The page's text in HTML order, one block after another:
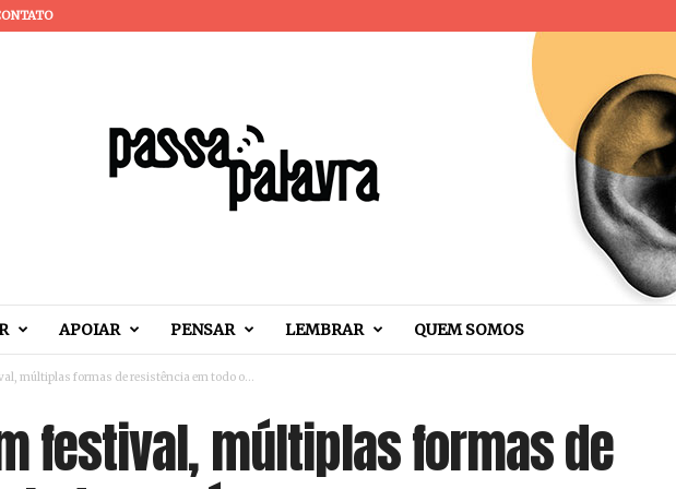
APOIAR PENSAR LEMBRAR QUEM SOMOS
múltiplas formas de resistência em todo o...
festival, múltiplas formas de